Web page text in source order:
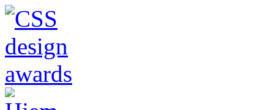
Gå til hovedindhold